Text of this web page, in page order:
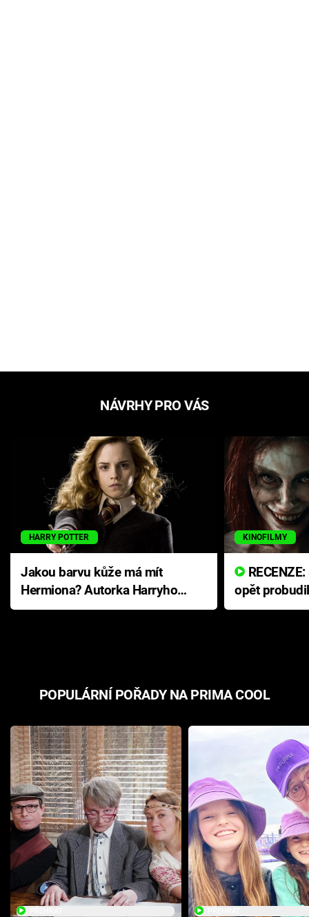
NÁVRHY PRO VÁS
HARRY POTTER
Jakou barvu kůže má mít
Hermiona? Autorka Harryho
Pottera přišla s ráznou
KINOFILMY
opět
přichází s
POPULÁRNÍ POŘADY NA PRIMA COOL